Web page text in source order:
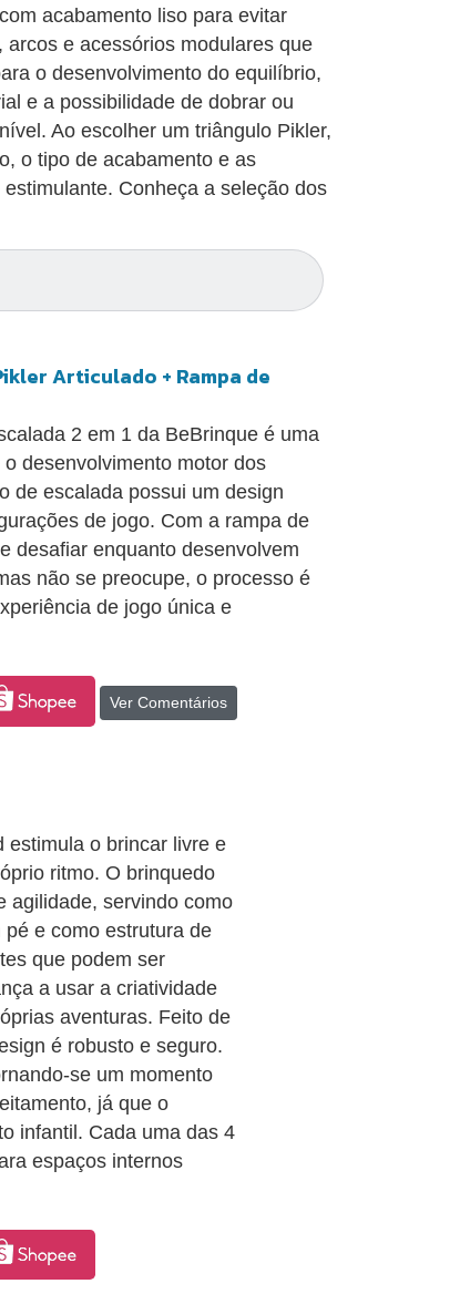
acabamento liso para evitar
e acessórios modulares que
o desenvolvimento do equilíbrio,
e a possibilidade de dobrar ou
Ao escolher um triângulo Pikler,
o tipo de acabamento e as
Conheça a seleção dos
Articulado + Rampa de
2 em 1 da BeBrinque é uma
desenvolvimento motor dos
de escalada possui um design
de jogo. Com a rampa de
desafiar enquanto desenvolvem
não se preocupe, o processo é
de jogo única e
Ver Comentários
estimula o brincar livre e
ritmo. O brinquedo
agilidade, servindo como
e como estrutura de
que podem ser
a usar a criatividade
aventuras. Feito de
é robusto e seguro.
se um momento
já que o
infantil. Cada uma das 4
espaços internos